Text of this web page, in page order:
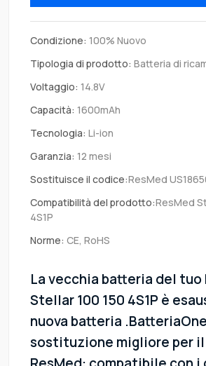
Condizione: 100% Nuovo
Tipologia di prodotto: Batteria di
Voltaggio: 14.8V
Capacità: 1600mAh
Tecnologia: Li-ion
Garanzia: 12 mesi
Sostituisce il codice:ResMed
Compatibilità del prodotto:ResMed
4S1P
Norme: CE, RoHS
La vecchia batteria del tuo
Stellar 100 150 4S1P è
nuova batteria
sostituzione migliore per